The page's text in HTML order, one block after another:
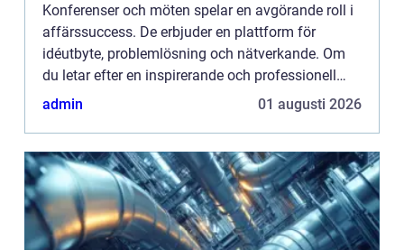
Konferenser och möten spelar en avgörande roll i
affärssuccess. De erbjuder en plattform för
idéutbyte, problemlösning och nätverkande. Om
du letar efter en inspirerande och professionell
miljö för din n...
admin 01 augusti 2026